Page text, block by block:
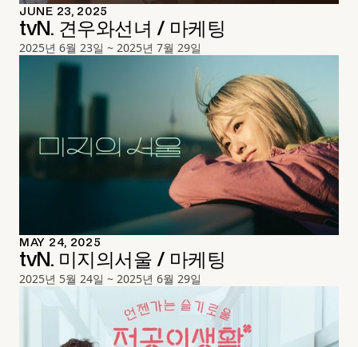
JUNE 23, 2025
tvN. 견우와선녀 / 마케팅
2025년 6월 23일 ~ 2025년 7월 29일
MAY 24, 2025
tvN. 미지의서울 / 마케팅
2025년 5월 24일 ~ 2025년 6월 29일